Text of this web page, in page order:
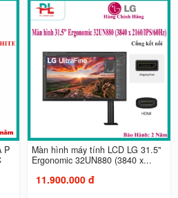
P
Màn hình máy tính LCD LG 31.5"
Ergonomic 32UN880 (3840 x...
11.900.000 đ